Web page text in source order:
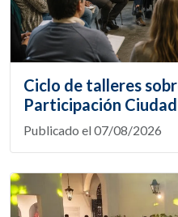
Ciclo de talleres
Participación
Publicado el 07/08/2026